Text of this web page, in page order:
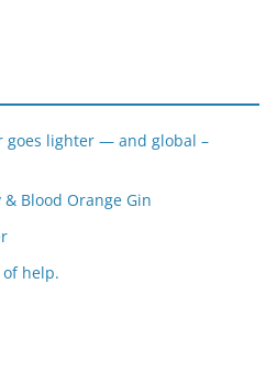
goes lighter — and global –
Blood Orange Gin
help.